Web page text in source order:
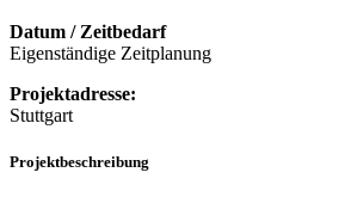
Datum / Zeitbedarf
Eigenständige Zeitplanung
Projektadresse:
Stuttgart
Projektbeschreibung